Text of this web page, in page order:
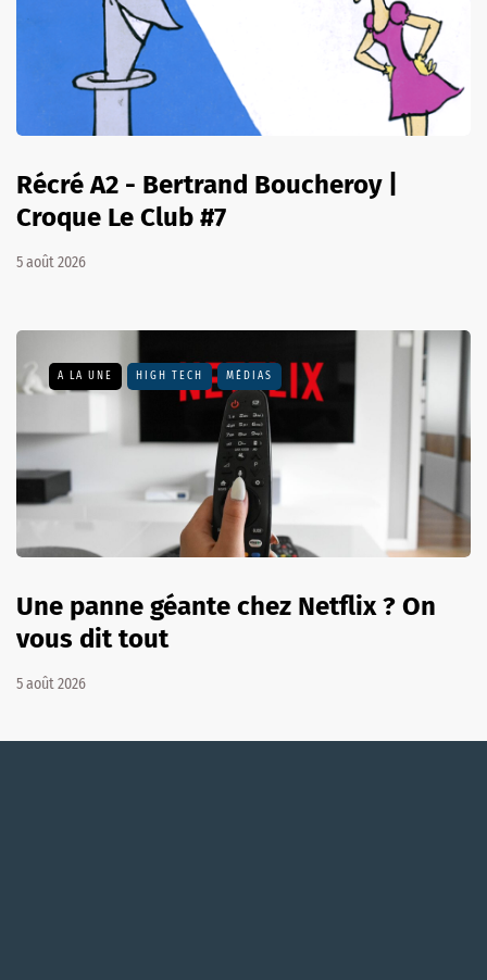
Récré A2 - Bertrand Boucheroy |
Croque Le Club #7
5 août 2026
A LA UNE HIGH TECH MÉDIAS
Une panne géante chez Netflix ? On
vous dit tout
5 août 2026